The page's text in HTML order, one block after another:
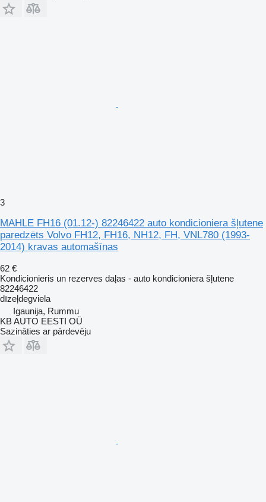
3
MAHLE FH16 (01.12-) 82246422 auto kondicioniera šļutene
paredzēts Volvo FH12, FH16, NH12, FH, VNL780 (1993-
2014) kravas automašīnas
62 €
Kondicionieris un rezerves daļas - auto kondicioniera šļutene
82246422
dīzeļdegviela
Igaunija, Rummu
KB AUTO EESTI OÜ
Sazināties ar pārdevēju